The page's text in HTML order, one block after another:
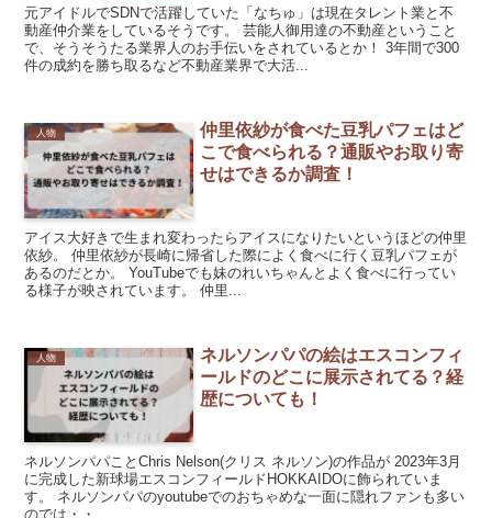
元アイドルでSDNで活躍していた「なちゅ」は現在タレント業と不
動産仲介業をしているそうです。 芸能人御用達の不動産ということ
で、そうそうたる業界人のお手伝いをされているとか！ 3年間で300
件の成約を勝ち取るなど不動産業界で大活...
人物
仲里依紗が食べた豆乳パフェはど
こで食べられる？通販やお取り寄
せはできるか調査！
アイス大好きで生まれ変わったらアイスになりたいというほどの仲里
依紗。 仲里依紗が長崎に帰省した際によく食べに行く豆乳パフェが
あるのだとか。 YouTubeでも妹のれいちゃんとよく食べに行ってい
る様子が映されています。 仲里...
人物
ネルソンパパの絵はエスコンフィ
ールドのどこに展示されてる？経
歴についても！
ネルソンパパことChris Nelson(クリス ネルソン)の作品が 2023年3月
に完成した新球場エスコンフィールドHOKKAIDOに飾られていま
す。 ネルソンパパのyoutubeでのおちゃめな一面に隠れファンも多い
のでは・・...